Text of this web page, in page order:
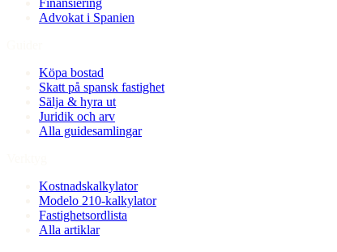
Finansiering
Advokat i Spanien
Köpa bostad
Skatt på spansk fastighet
Sälja & hyra ut
Juridik och arv
Alla guidesamlingar
Kostnadskalkylator
Modelo 210-kalkylator
Fastighetsordlista
Alla artiklar